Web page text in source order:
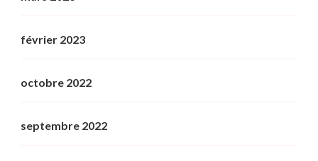
février 2023
octobre 2022
septembre 2022